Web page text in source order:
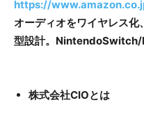
https://
オーディオをワイヤレス
型設計。
株式会社CIOとは​